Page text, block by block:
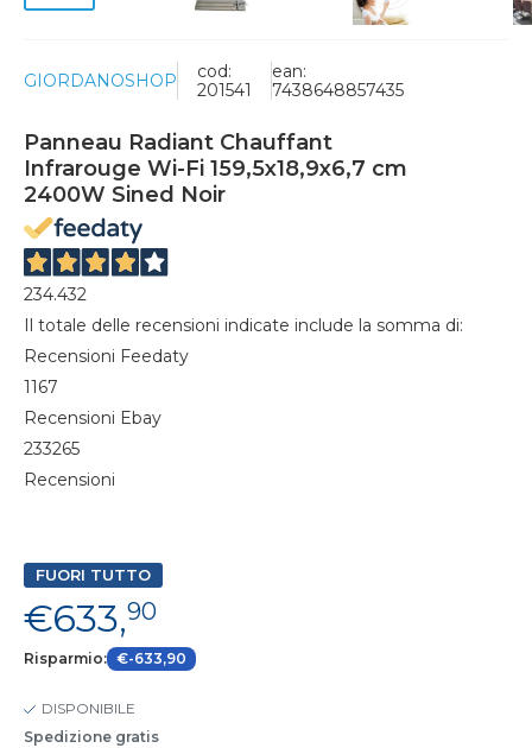
GIORDANOSHOP
cod:
201541
ean:
7438648857435
Panneau Radiant Chauffant
Infrarouge Wi-Fi 159,5x18,9x6,7 cm
2400W Sined Noir
234.432
Il totale delle recensioni indicate include la somma di:
Recensioni Feedaty
1167
Recensioni Ebay
233265
Recensioni
FUORI TUTTO
€633,90
Risparmio: €-633,90
DISPONIBILE
Spedizione gratis